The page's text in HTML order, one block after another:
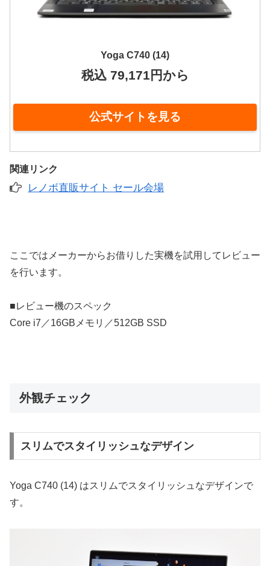
Yoga C740 (14)
税込 79,171円から
公式サイトを見る
関連リンク
レノボ直販サイト セール会場
ここではメーカーからお借りした実機を試用してレビュー
を行います。
■レビュー機のスペック
Core i7／16GBメモリ／512GB SSD
外観チェック
スリムでスタイリッシュなデザイン
Yoga C740 (14) はスリムでスタイリッシュなデザインで
す。